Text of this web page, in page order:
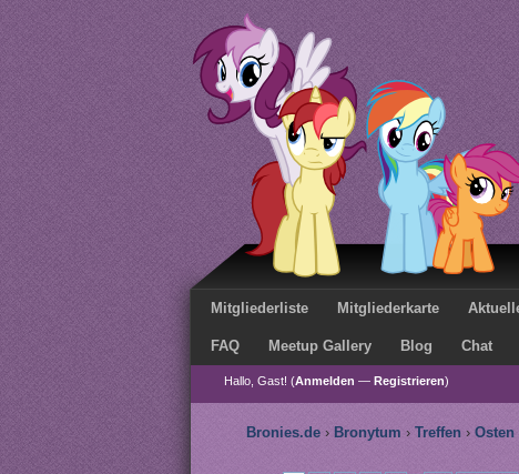
Mitgliederliste Mitgliederkarte
FAQ Meetup Gallery Blog Chat
Hallo, Gast! (Anmelden — Registrieren)
Bronies.de › Bronytum › Treffen › Osten